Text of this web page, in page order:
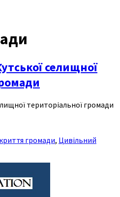
селищної
територіальної громади
громади, Цивільний